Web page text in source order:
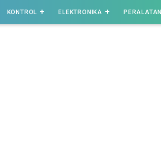
KONTROL ELEKTRONIKA PERALATAN